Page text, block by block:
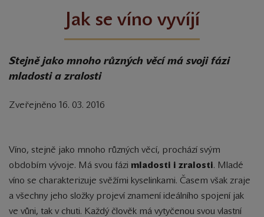
Jak se víno vyvíjí
Stejně jako mnoho různých věcí má svoji fázi
mladosti a zralosti
Zveřejněno 16. 03. 2016
Víno, stejně jako mnoho různých věcí, prochází svým
obdobím vývoje. Má svou fázi mladosti i zralosti. Mladé
víno se charakterizuje svěžími kyselinkami. Časem však zraje
a všechny jeho složky projeví znamení ideálního spojení jak
ve vůni, tak v chuti. Každý člověk má vytyčenou svou vlastní